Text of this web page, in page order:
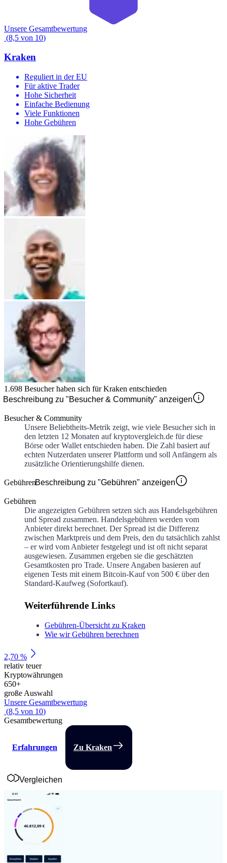
Unsere Gesamtbewertung
(8,5 von 10)
Kraken
Reguliert in der EU
Für aktive Trader
Hohe Sicherheit
Einfache Bedienung
Viele Funktionen
Hohe Gebühren
1.698 Besucher haben sich fürKraken entschieden
Beschreibung zu "Besucher & Community" anzeigen
Besucher & Community
Unsere Beliebtheits-Metrik zeigt, wie viele Besucher sich in
den letzten 12 Monaten auf kryptovergleich.de für diese
Börse oder Wallet entschieden haben. Die Zahl basiert auf
echten Nutzerdaten unserer Plattform und soll Anfängern als
zusätzliche Orientierungshilfe dienen.
GebührenBeschreibung zu "Gebühren" anzeigen
Gebühren
Die angezeigten Gebühren setzen sich aus Handelsgebühren
und Spread zusammen. Handelsgebühren werden vom
Anbieter direkt berechnet. Der Spread ist die Differenz
zwischen Marktpreis und dem Preis, den du tatsächlich zahlst
– er wird vom Anbieter festgelegt und ist oft nicht separat
ausgewiesen. Zusammen ergeben sie die geschätzten
Gesamtkosten pro Trade. Unsere Angaben basieren auf
eigenen Tests mit einem Bitcoin-Kauf von 500 € über den
Standard-Kaufweg (Sofortkauf).
Weiterführende Links
Gebühren-Übersicht zu Kraken
Wie wir Gebühren berechnen
2,70 %
relativ teuer
Kryptowährungen
650+
große Auswahl
Unsere Gesamtbewertung
(8,5 von 10)
Gesamtbewertung
Erfahrungen Zu Kraken
Vergleichen